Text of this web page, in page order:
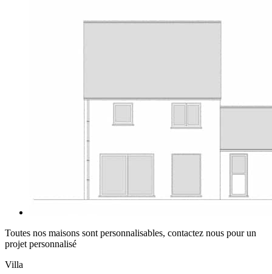
Toutes nos maisons sont personnalisables, contactez nous pour un
projet personnalisé
Villa